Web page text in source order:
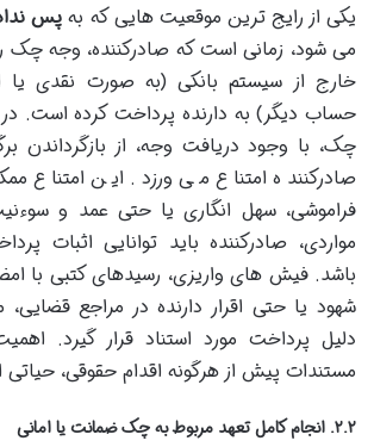
یکی از رایج ترین موقعیت هایی که به پس
می شود، زمانی است که صادرکننده، وجه چک
خارج از سیستم بانکی (به صورت نقدی یا
حساب دیگر) به دارنده پرداخت کرده است. در
چک، با وجود دریافت وجه، از بازگرداندن
صادرکننده امتناع می ورزد. این امتناع
فراموشی، سهل انگاری یا حتی عمد و
مواردی، صادرکننده باید توانایی اثبات
باشد. فیش های واریزی، رسیدهای کتبی با
شهود یا حتی اقرار دارنده در مراجع قضایی،
دلیل پرداخت مورد استناد قرار گیرد.
مستندات پیش از هرگونه اقدام حقوقی،
۲.۲. انجام کامل تعهد مربوط به چک ضمانت یا امانی